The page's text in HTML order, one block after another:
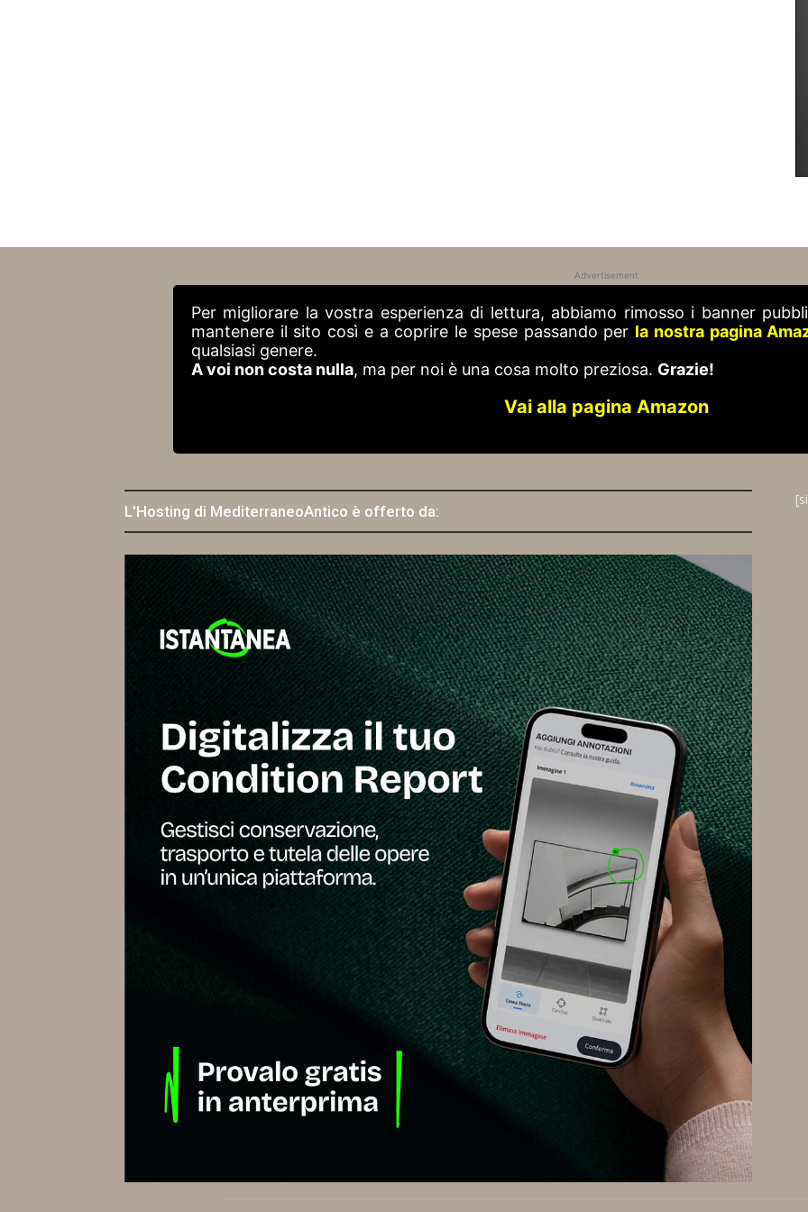
Advertisement
Per migliorare la vostra esperienza di lettura, abbiamo rimosso i banner
mantenere il sito così e a coprire le spese passando per la nostra pagina
qualsiasi genere.
A voi non costa nulla, ma per noi è una cosa molto preziosa. Grazie!
Vai alla pagina Amazon
L'Hosting di MediterraneoAntico è offerto da: